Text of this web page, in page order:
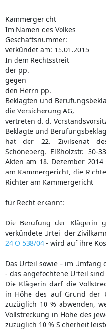
Kammergericht
Im Namen des Volkes
Geschäftsnummer:
verkündet am: 15.01.2015
In dem Rechtsstreit
der pp.
gegen
den Herrn pp.
Beklagten und
die Versicherung AG,
vertreten d. d.
Beklagte und
hat der 22. Zivilsenat
Schöneberg, Elßholzstr. 30-
Akten am 18. Dezember
am Kammergericht, die
Richter am Kammergericht
für Recht erkannt:
Die Berufung der Klägerin
verkündete Urteil der
24 O 538/04- wird auf ihre
Das Urteil sowie – im
- das angefochtene Urteil
Die Klägerin darf die
in Höhe des auf Grund der
zuzüglich 10 % abwenden,
Vollstreckung in Höhe des
zuzüglich 10 % Sicherheit